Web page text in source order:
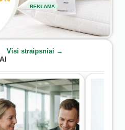
REKLAMA
Visi straipsniai →